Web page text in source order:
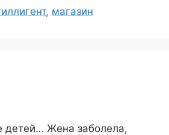
, магазин
Жена заболела,